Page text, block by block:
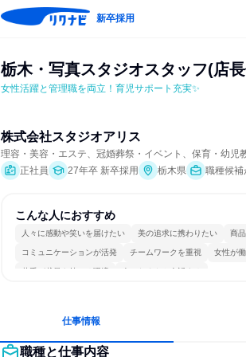
新卒採用
栃木・写真スタジオスタッフ(店
女性活躍と管理職を両立！育児サポート充実✨
株式会社スタジオアリス
理容・美容・エステ、冠婚葬祭・イベント、保育・幼児
正社員
27年卒 新卒採用 栃木県 職種候補
こんな人におすすめ
人々に感動や笑いを届けたい 美の追求に携わりたい 商
コミュニケーションが活発 チームワークを重視 女性が
若手が裁量を持てる環境 人とたくさん会話する
仕事情報
職種と仕事内容